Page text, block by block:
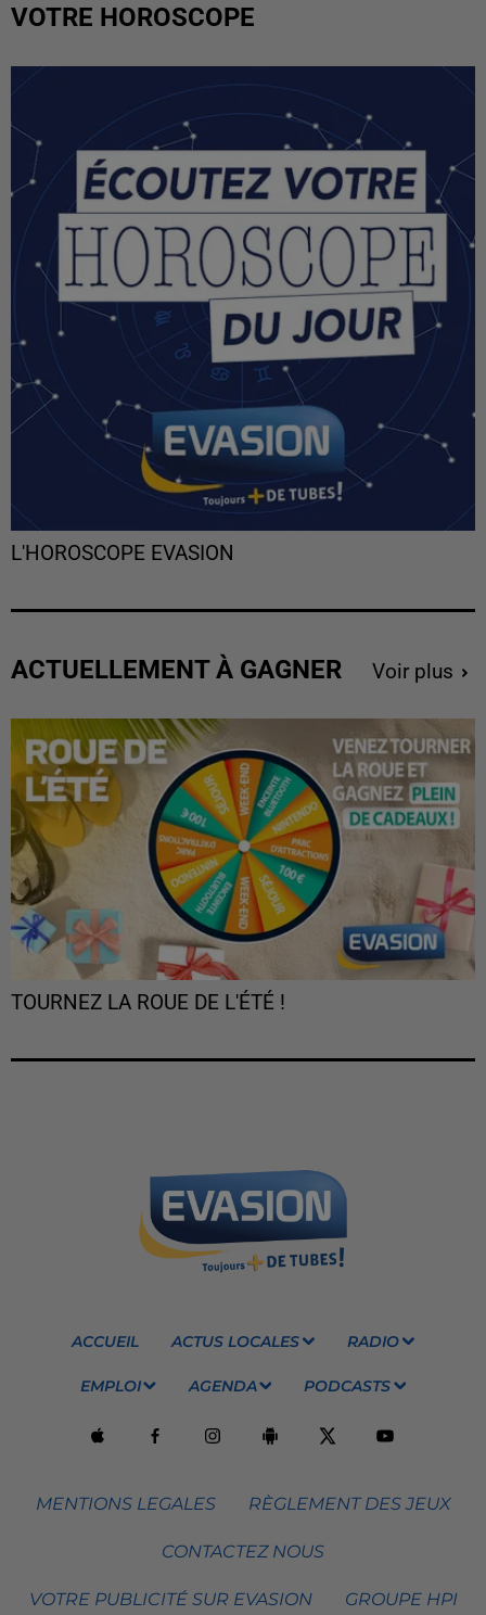
VOTRE HOROSCOPE
L'HOROSCOPE EVASION
ACTUELLEMENT À GAGNER Voir plus
TOURNEZ LA ROUE DE L'ÉTÉ !
ACCUEIL ACTUS LOCALES RADIO
EMPLOI AGENDA PODCASTS
MENTIONS LEGALES RÈGLEMENT DES JEUX
CONTACTEZ NOUS
VOTRE PUBLICITÉ SUR EVASION GROUPE HPI